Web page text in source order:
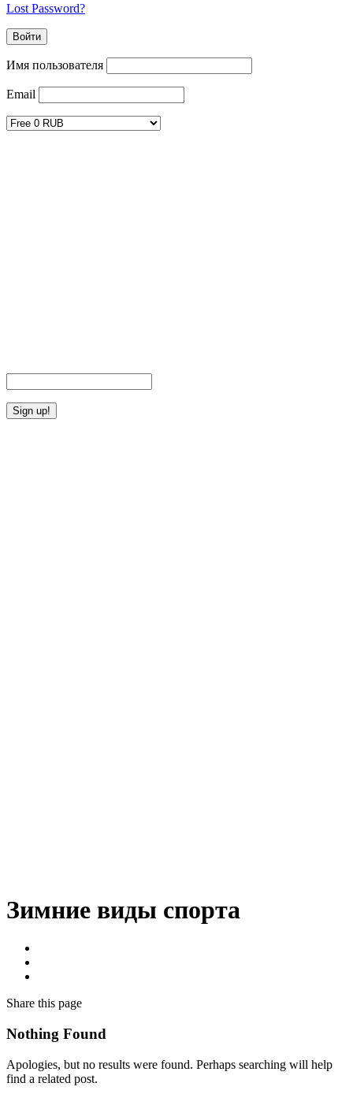
Lost Password?
Имя пользователя
Email
Зимние виды спорта
Share this page
Nothing Found
Apologies, but no results were found. Perhaps searching will help
find a related post.